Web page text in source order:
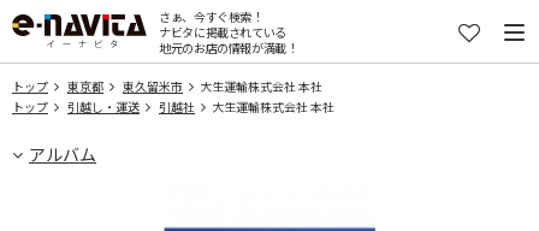
さぁ、今すぐ検索！
ナビタに掲載されている
地元のお店の情報が満載！
トップ 東京都 東久留米市
大生運輸株式会社 本社
トップ
引越し・運送 引越社 大生運輸株式会社 本社
アルバム